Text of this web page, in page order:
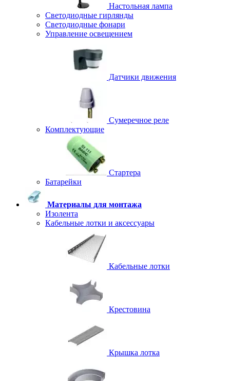
Настольная лампа
Светодиодные гирлянды
Светодиодные фонари
Управление освещением
Датчики движения
Сумеречное реле
Комплектующие
Стартера
Батарейки
Материалы для монтажа
Изолента
Кабельные лотки и аксессуары
Кабельные лотки
Крестовина
Крышка лотка